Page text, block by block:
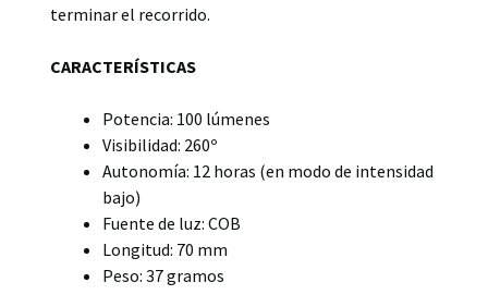
terminar el recorrido.
CARACTERÍSTICAS
Potencia: 100 lúmenes
Visibilidad: 260º
Autonomía: 12 horas (en modo de intensidad
bajo)
Fuente de luz: COB
Longitud: 70 mm
Peso: 37 gramos